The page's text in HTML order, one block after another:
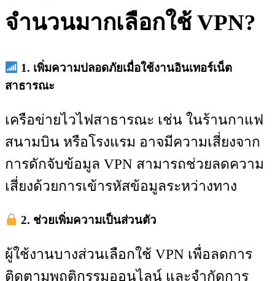
จำนวนมากเลือกใช้ VPN?
1. เพิ่มความปลอดภัยเมื่อใช้งานอินเทอร์เน็ต
สาธารณะ
เครือข่ายไวไฟสาธารณะ เช่น ในร้านกาแฟ
สนามบิน หรือโรงแรม อาจมีความเสี่ยงจาก
การดักจับข้อมูล VPN สามารถช่วยลดความ
เสี่ยงด้วยการเข้ารหัสข้อมูลระหว่างทาง
2. ช่วยเพิ่มความเป็นส่วนตัว
ผู้ใช้งานบางส่วนเลือกใช้ VPN เพื่อลดการ
ติดตามพฤติกรรมออนไลน์ และจำกัดการ